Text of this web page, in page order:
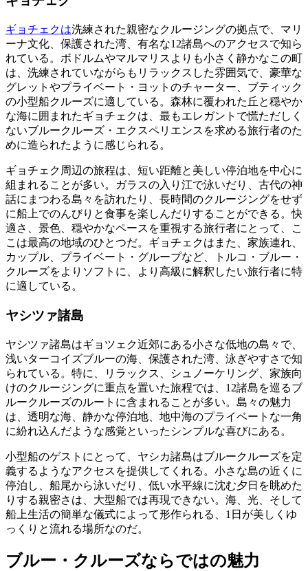
ギョチェクは洗練された親密なクルージングの拠点で、マリ
ーナ文化、保護された湾、有名な12諸島へのアクセスで知ら
れている。ボドルムやマルマリスよりも小さく静かなこの町
は、洗練されていながらもリラックスした雰囲気で、豪華な
グレットやプライベート・ヨットのチャーター、ブティック
の小型船クルーズに適している。森林に覆われた丘と穏やか
な海に囲まれたギョチェクは、最もエレガントで慌ただしく
ないブルークルーズ・エクスペリエンスを求める旅行者のた
めに造られたように感じられる。
ギョチェク周辺の旅程は、短い距離と美しい停泊地を中心に
組まれることが多い。ガラスの入り江で泳いだり、古代の神
話にまつわる島々を訪れたり、長時間のクルージングをせず
に船上でのんびりと食事を楽しんだりすることができる。快
適さ、景色、穏やかなペースを重視する旅行者にとって、こ
こは最高の地域のひとつだ。ギョチェクはまた、家族連れ、
カップル、プライベート・グループなど、トルコ・ブルー・
クルーズをよりソフトに、より高級に解釈したい旅行者に特
に適している。
ヤシツァ諸島
ヤシツァ諸島はギョツェク近郊にある小さな低地の島々で、
浅いターコイズブルーの海、保護された湾、泳ぎやすさで知
られている。特に、リラックス、シュノーケリング、家族向
けのクルージングに重点を置いた旅程では、12諸島を巡るブ
ルークルーズのルートに含まれることが多い。島々の魅力
は、透明な海、静かな停泊地、地中海のプライベートな一角
に紛れ込んだような感覚といったシンプルな喜びにある。
小型船のゲストにとって、ヤシカ諸島はブルークルーズを定
義するようなアクセスを提供してくれる。小さな島の近くに
停泊し、船尾から泳いだり、低い水平線に沈む夕日を眺めた
りする親密さは、大型船では再現できない。海、光、そして
船上生活の簡単な儀式によって形作られる、1日が美しくゆ
っくりと流れる場所なのだ。
ブルー・クルーズならではの魅力